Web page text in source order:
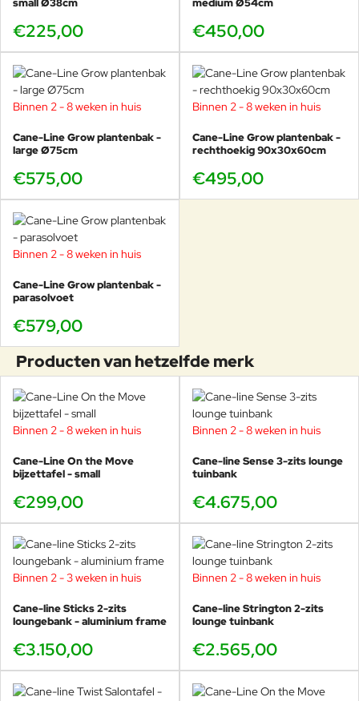
small Ø38cm
€225,00
medium Ø54cm
€450,00
Binnen 2 - 8 weken in huis
Cane-Line Grow plantenbak -
large Ø75cm
€575,00
Binnen 2 - 8 weken in huis
Cane-Line Grow plantenbak -
rechthoekig 90x30x60cm
€495,00
Binnen 2 - 8 weken in huis
Cane-Line Grow plantenbak -
parasolvoet
€579,00
Producten van hetzelfde merk
Binnen 2 - 8 weken in huis
Cane-Line On the Move
bijzettafel - small
€299,00
Binnen 2 - 8 weken in huis
Cane-line Sense 3-zits lounge
tuinbank
€4.675,00
Binnen 2 - 3 weken in huis
Cane-line Sticks 2-zits
loungebank - aluminium frame
€3.150,00
Binnen 2 - 8 weken in huis
Cane-line Strington 2-zits
lounge tuinbank
€2.565,00